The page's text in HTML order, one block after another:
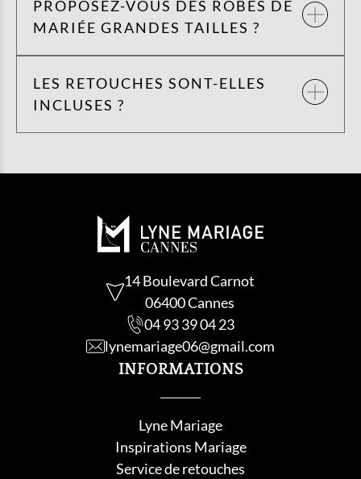
PROPOSEZ-VOUS DES ROBES DE
MARIÉE GRANDES TAILLES ?
LES RETOUCHES SONT-ELLES
INCLUSES ?
14 Boulevard Carnot
06400 Cannes
04 93 39 04 23
lynemariage06@gmail.com
INFORMATIONS
Lyne Mariage
Inspirations Mariage
Service de retouches